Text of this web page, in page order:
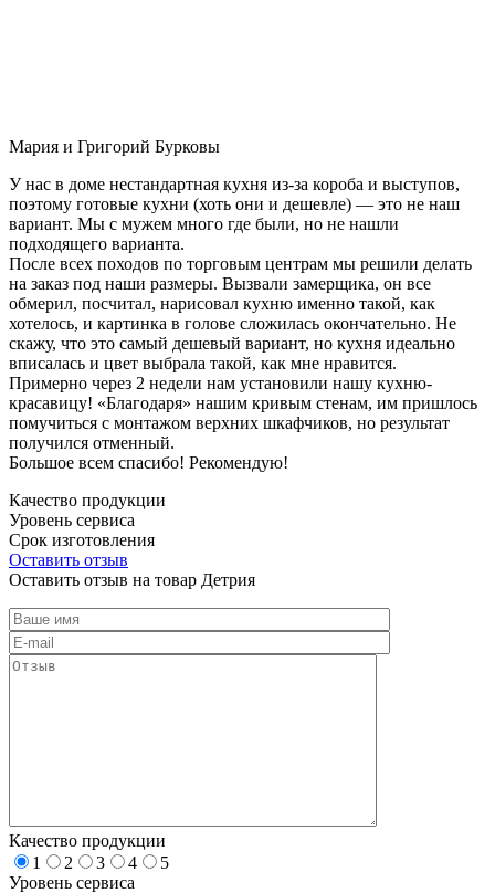
Мария и Григорий Бурковы
У нас в доме нестандартная кухня из-за короба и выступов,
поэтому готовые кухни (хоть они и дешевле) — это не наш
вариант. Мы с мужем много где были, но не нашли
подходящего варианта.
После всех походов по торговым центрам мы решили делать
на заказ под наши размеры. Вызвали замерщика, он все
обмерил, посчитал, нарисовал кухню именно такой, как
хотелось, и картинка в голове сложилась окончательно. Не
скажу, что это самый дешевый вариант, но кухня идеально
вписалась и цвет выбрала такой, как мне нравится.
Примерно через 2 недели нам установили нашу кухню-
красавицу! «Благодаря» нашим кривым стенам, им пришлось
помучиться с монтажом верхних шкафчиков, но результат
получился отменный.
Большое всем спасибо! Рекомендую!
Качество продукции
Уровень сервиса
Срок изготовления
Оставить отзыв
Оставить отзыв на товар Детрия
Качество продукции
1
2 3 4
5
Уровень сервиса